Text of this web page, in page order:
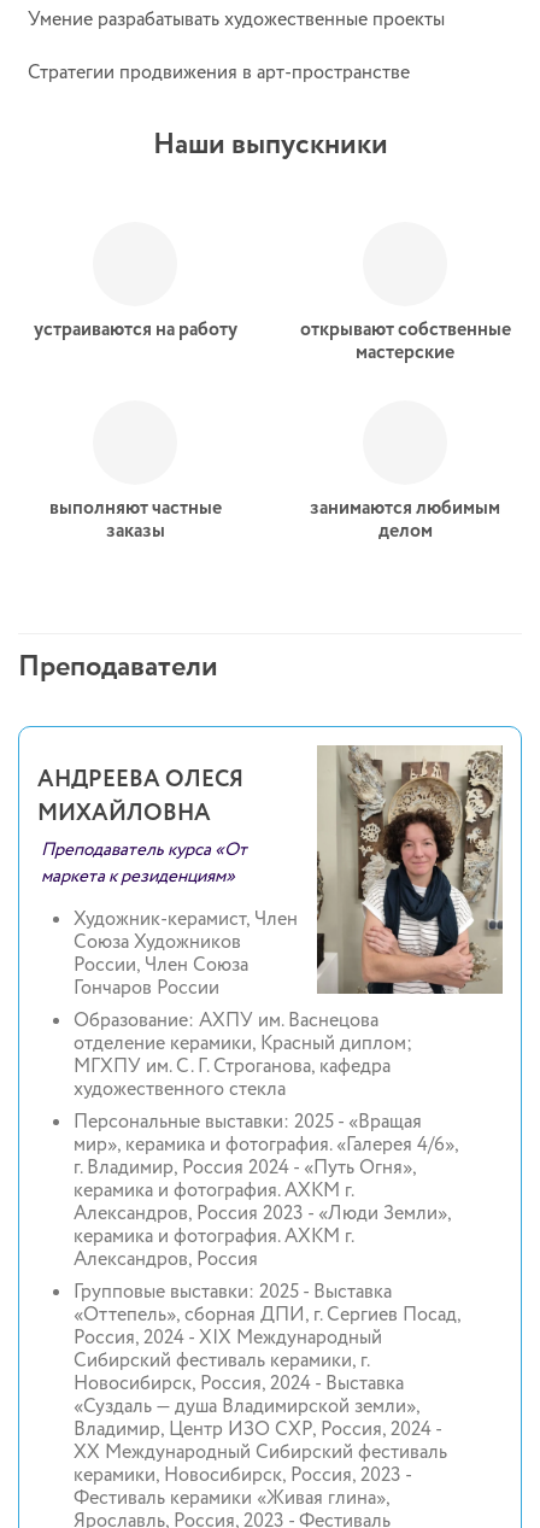
Умение разрабатывать художественные проекты
Стратегии продвижения в арт-пространстве
Наши выпускники
устраиваются на работу
открывают собственные
мастерские
выполняют частные
заказы
занимаются любимым
делом
Преподаватели
АНДРЕЕВА ОЛЕСЯ
МИХАЙЛОВНА
Преподаватель курса «От
маркета к резиденциям»
Художник-керамист, Член
Союза Художников
России, Член Союза
Гончаров России
Образование: АХПУ им. Васнецова
отделение керамики, Красный диплом;
МГХПУ им. С. Г. Строганова, кафедра
художественного стекла
Персональные выставки: 2025 - «Вращая
мир», керамика и фотография. «Галерея 4/6»,
г. Владимир, Россия 2024 - «Путь Огня»,
керамика и фотография. АХКМ г.
Александров, Россия 2023 - «Люди Земли»,
керамика и фотография. АХКМ г.
Александров, Россия
Групповые выставки: 2025 - Выставка
«Оттепель», сборная ДПИ, г. Сергиев Посад,
Россия, 2024 - XIX Международный
Сибирский фестиваль керамики, г.
Новосибирск, Россия, 2024 - Выставка
«Суздаль — душа Владимирской земли»,
Владимир, Центр ИЗО СХР, Россия, 2024 -
XX Международный Сибирский фестиваль
керамики, Новосибирск, Россия, 2023 -
Фестиваль керамики «Живая глина»,
Ярославль, Россия, 2023 - Фестиваль